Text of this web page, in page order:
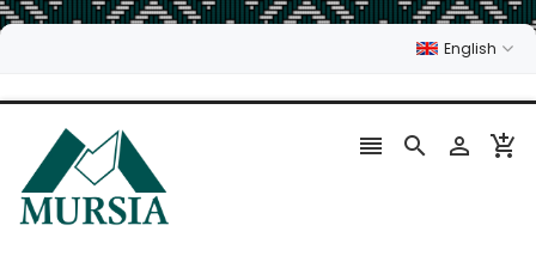
English
   